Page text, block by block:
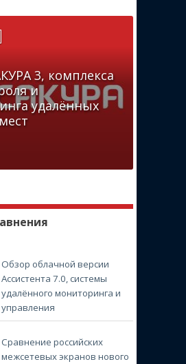
3, комплекса
и
удалённых
Обзор облачной версии
Ассистента 7.0, системы
удалённого мониторинга и
управления
Сравнение российских
межсетевых экранов нового